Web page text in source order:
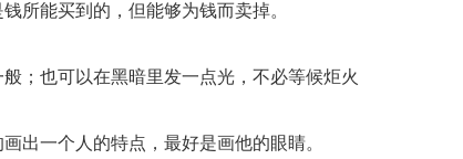
所能买到的，但能够为钱而卖掉。
般；也可以在黑暗里发一点光，不必等候炬火
画出一个人的特点，最好是画他的眼睛。